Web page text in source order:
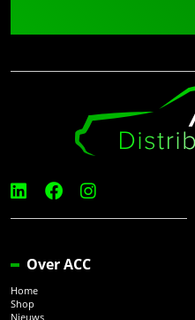
Over ACC
Home
Shop
Nieuws